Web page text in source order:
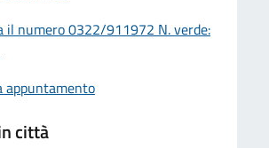
il numero 0322/911972 N. verde:
appuntamento
città